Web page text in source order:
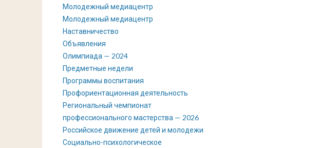
Молодежный медиацентр
Молодежный медиацентр
Наставничество
Объявления
Олимпиада — 2024
Предметные недели
Программы воспитания
Профориентационная деятельность
Региональный чемпионат
профессионального мастерства — 2026
Российское движение детей и молодежи
Социально-психологическое